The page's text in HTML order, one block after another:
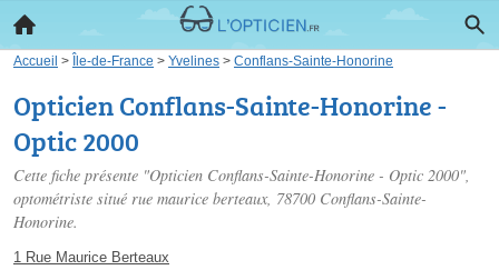
Accueil > Île-de-France > Yvelines > Conflans-Sainte-Honorine
Opticien Conflans-Sainte-Honorine -
Optic 2000
Cette fiche présente "Opticien Conflans-Sainte-Honorine - Optic 2000",
optométriste situé rue maurice berteaux, 78700 Conflans-Sainte-
Honorine.
1 Rue Maurice Berteaux